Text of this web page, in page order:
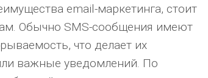
email-маркетинга, стоит
Обычно SMS-сообщения имеют
что делает их
важные уведомлений. По